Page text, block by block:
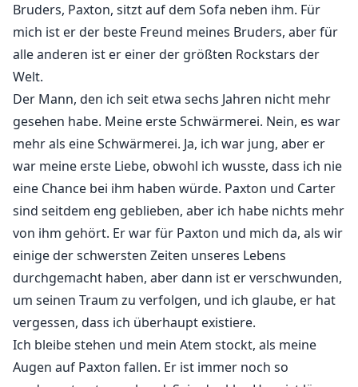
Bruders, Paxton, sitzt auf dem Sofa neben ihm. Für
mich ist er der beste Freund meines Bruders, aber für
alle anderen ist er einer der größten Rockstars der
Welt.
Der Mann, den ich seit etwa sechs Jahren nicht mehr
gesehen habe. Meine erste Schwärmerei. Nein, es war
mehr als eine Schwärmerei. Ja, ich war jung, aber er
war meine erste Liebe, obwohl ich wusste, dass ich nie
eine Chance bei ihm haben würde. Paxton und Carter
sind seitdem eng geblieben, aber ich habe nichts mehr
von ihm gehört. Er war für Paxton und mich da, als wir
einige der schwersten Zeiten unseres Lebens
durchgemacht haben, aber dann ist er verschwunden,
um seinen Traum zu verfolgen, und ich glaube, er hat
vergessen, dass ich überhaupt existiere.
Ich bleibe stehen und mein Atem stockt, als meine
Augen auf Paxton fallen. Er ist immer noch so